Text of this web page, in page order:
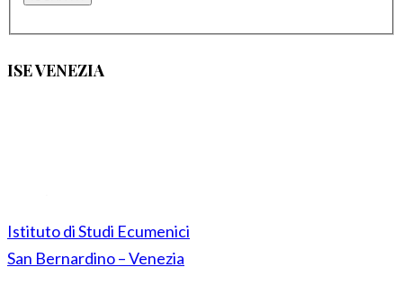
ISE VENEZIA
Istituto di Studi Ecumenici
San Bernardino – Venezia